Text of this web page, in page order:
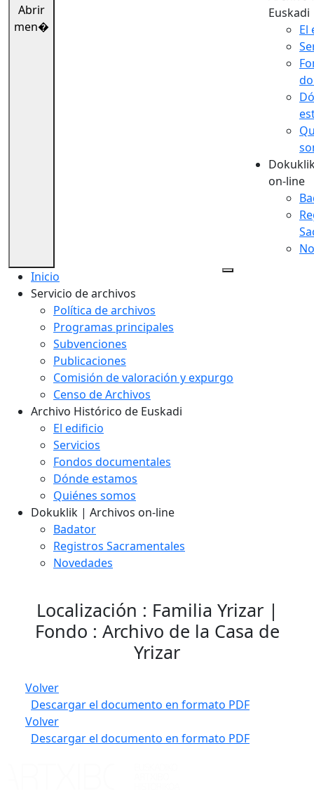
Abrir
men�
Euskadi
El
on-line
Inicio
Servicio de archivos
Política de archivos
Programas principales
Subvenciones
Publicaciones
Comisión de valoración y expurgo
Censo de Archivos
Archivo Histórico de Euskadi
El edificio
Servicios
Fondos documentales
Dónde estamos
Quiénes somos
Dokuklik | Archivos on-line
Badator
Registros Sacramentales
Novedades
Localización : Familia Yrizar |
Fondo : Archivo de la Casa de
Yrizar
Volver
Descargar el documento en formato PDF
Volver
Descargar el documento en formato PDF